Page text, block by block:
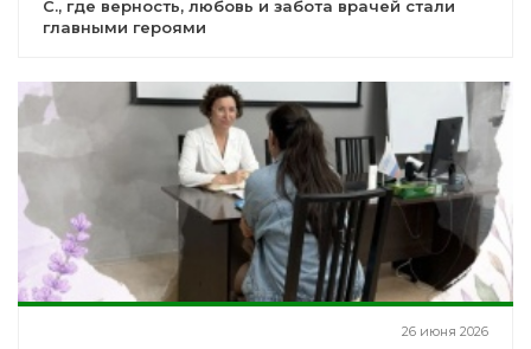
С., где верность, любовь и забота врачей стали
главными героями
26 июня 2026